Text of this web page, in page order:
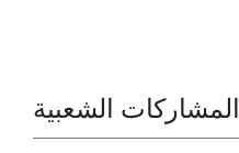
المشاركات الشعبية